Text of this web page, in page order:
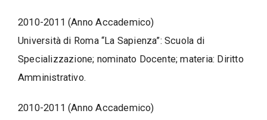
2010-2011 (Anno Accademico)
Università di Roma “La Sapienza”: Scuola di
Specializzazione; nominato Docente; materia: Diritto
Amministrativo.
2010-2011 (Anno Accademico)